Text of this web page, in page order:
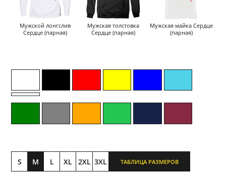
Мужской лонгслив
Сердце (парная)
Мужская толстовка
Сердце (парная)
Мужская майка Сердце
(парная)
S M L XL 2XL 3XL ТАБЛИЦА РАЗМЕРОВ